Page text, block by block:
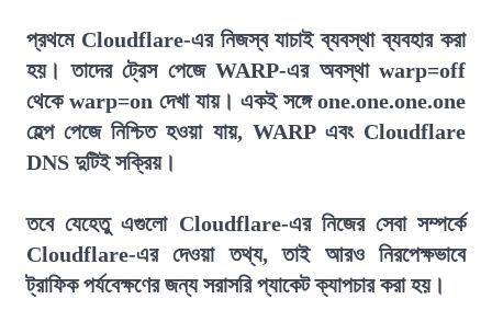
প্রথমে Cloudflare-এর নিজস্ব যাচাই ব্যবস্থা ব্যবহার করা
হয়। তাদের ট্রেস পেজে WARP-এর অবস্থা warp=off
থেকে warp=on দেখা যায়। একই সঙ্গে one.one.one.one
হেল্প পেজে নিশ্চিত হওয়া যায়, WARP এবং Cloudflare
DNS দুটিই সক্রিয়।
তবে যেহেতু এগুলো Cloudflare-এর নিজের সেবা সম্পর্কে
Cloudflare-এর দেওয়া তথ্য, তাই আরও নিরপেক্ষভাবে
ট্রাফিক পর্যবেক্ষণের জন্য সরাসরি প্যাকেট ক্যাপচার করা হয়।